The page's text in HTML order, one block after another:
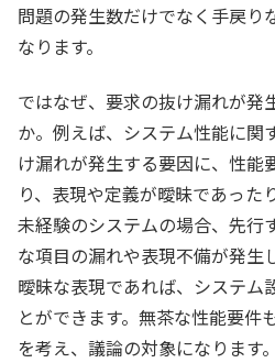
問題の発生数だけでなく手戻り
なります。
ではなぜ、要求の抜け漏れが発
か。例えば、システム性能に関
け漏れが発生する要因に、性能
り、表現や定義が曖昧であった
未経験のシステムの場合、先行
な項目の漏れや表現不備が発生
曖昧な表現であれば、システム
とができます。無茶な性能要件
を考え、議論の対象になります